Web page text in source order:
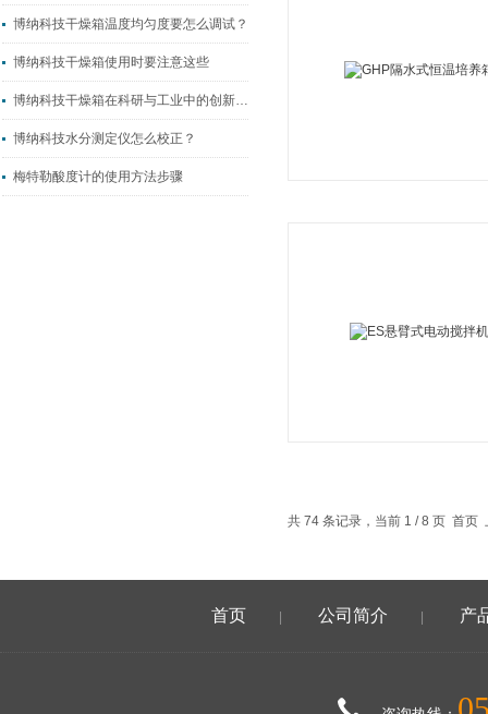
博纳科技干燥箱温度均匀度要怎么调试？
博纳科技干燥箱使用时要注意这些
博纳科技干燥箱在科研与工业中的创新应用
博纳科技水分测定仪怎么校正？
梅特勒酸度计的使用方法步骤
共 74 条记录，当前 1 / 8 页 首
首页 公司简介 产